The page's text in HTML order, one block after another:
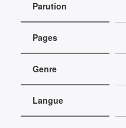
Parution
Pages
Genre
Langue